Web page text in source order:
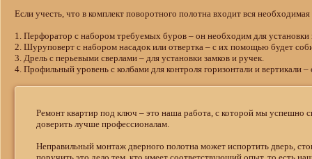
Если учесть, что в комплект поворотного полотна входит вся
1. Перфоратор с набором требуемых буров – он необходим для установки
2. Шуруповерт с набором насадок или отвертка – с их помощью будет
3. Дрель с перьевыми сверлами – для установки замков и ручек.
4. Профильный уровень с колбами для контроля горизонтали и вертикали
Ремонт квартир под ключ – это наша работа, с которой мы успешно
доверить лучше профессионалам.
Неправильный монтаж дверного полотна может испортить дверь,